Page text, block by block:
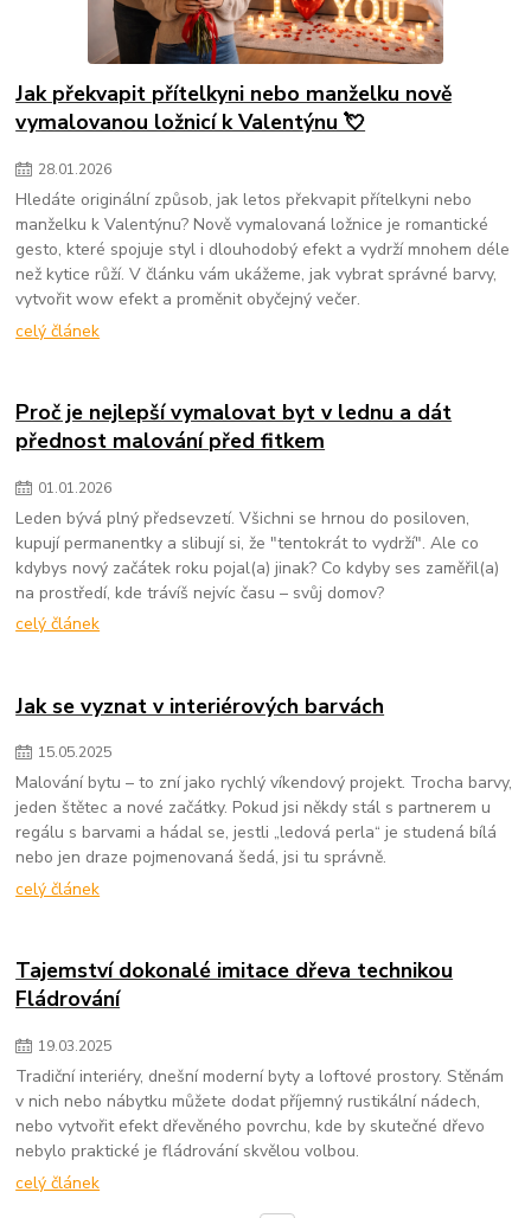
Jak překvapit přítelkyni nebo manželku nově
vymalovanou ložnicí k Valentýnu 💘
28.01.2026
Hledáte originální způsob, jak letos překvapit přítelkyni nebo
manželku k Valentýnu? Nově vymalovaná ložnice je romantické
gesto, které spojuje styl i dlouhodobý efekt a vydrží mnohem déle
než kytice růží. V článku vám ukážeme, jak vybrat správné barvy,
vytvořit wow efekt a proměnit obyčejný večer.
celý článek
Proč je nejlepší vymalovat byt v lednu a dát
přednost malování před fitkem
01.01.2026
Leden bývá plný předsevzetí. Všichni se hrnou do posiloven,
kupují permanentky a slibují si, že "tentokrát to vydrží". Ale co
kdybys nový začátek roku pojal(a) jinak? Co kdyby ses zaměřil(a)
na prostředí, kde trávíš nejvíc času – svůj domov?
celý článek
Jak se vyznat v interiérových barvách
15.05.2025
Malování bytu – to zní jako rychlý víkendový projekt. Trocha barvy,
jeden štětec a nové začátky. Pokud jsi někdy stál s partnerem u
regálu s barvami a hádal se, jestli „ledová perla“ je studená bílá
nebo jen draze pojmenovaná šedá, jsi tu správně.
celý článek
Tajemství dokonalé imitace dřeva technikou
Fládrování
19.03.2025
Tradiční interiéry, dnešní moderní byty a loftové prostory. Stěnám
v nich nebo nábytku můžete dodat příjemný rustikální nádech,
nebo vytvořit efekt dřevěného povrchu, kde by skutečné dřevo
nebylo praktické je fládrování skvělou volbou.
celý článek